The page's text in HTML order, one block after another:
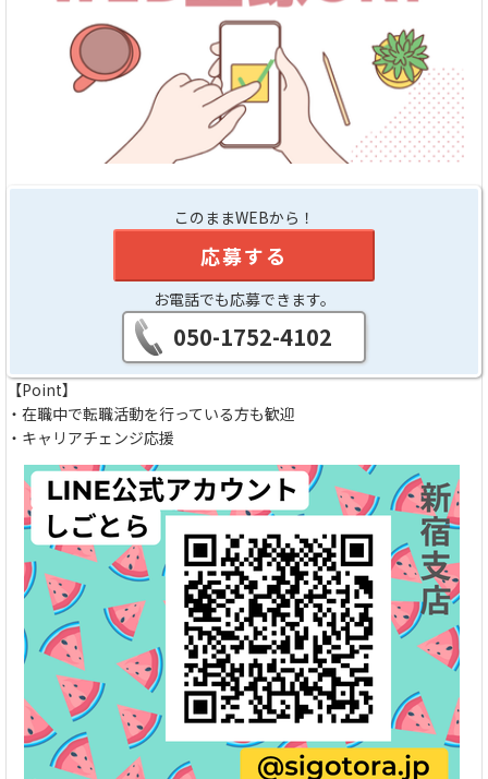
このままWEBから！
応募する
お電話でも応募できます。
050-1752-4102
【Point】
・在職中で転職活動を行っている方も歓迎
・キャリアチェンジ応援